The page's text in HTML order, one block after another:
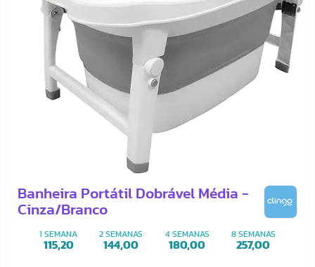
Banheira Portátil Dobrável Média -
Cinza/Branco
1 SEMANA
115,20
2 SEMANAS
144,00
4 SEMANAS
180,00
8 SEMANAS
257,00